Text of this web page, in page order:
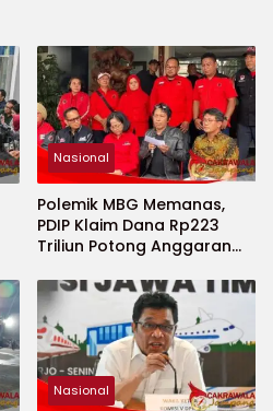
Nasional
Polemik MBG Memanas,
PDIP Klaim Dana Rp223
Triliun Potong Anggaran
Nasional